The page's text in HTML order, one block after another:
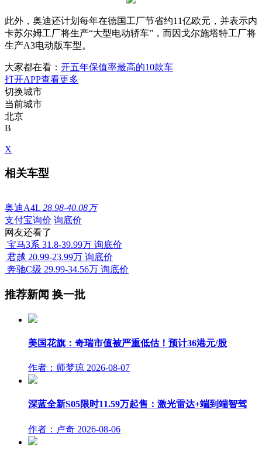
此外，奥迪还计划每年在德国工厂节省约11亿欧元，并表示内
卡苏尔姆工厂将生产“大型电动轿车”，而因戈尔施塔特工厂将
生产A3电动版车型。
大家都在看： 开五年保值率最高的10款车
打开APP查看更多
切换城市
当前城市
北京
B
X
相关车型
奥迪A4L 28.98-40.08万
支付宝询价 询底价
网友还看了
宝马3系 31.8-39.99万 询底价
君越 20.99-23.99万 询底价
奔驰C级 29.99-34.56万 询底价
推荐新闻 换一批
美国花旗：奇瑞市值被严重低估！预计36港元/股
作者：师梦琼 2026-08-07
深蓝全新S05限时11.59万起售：激光雷达+端到端智驾
作者：卢奇 2026-08-06